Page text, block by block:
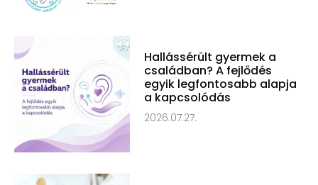
Hallássérült gyermek a
családban? A fejlődés
egyik legfontosabb alapja
a kapcsolódás
2026.07.27.